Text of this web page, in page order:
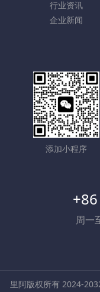
行业资讯
企业新闻
添加小程序
周一
里阿版权所有 2024-